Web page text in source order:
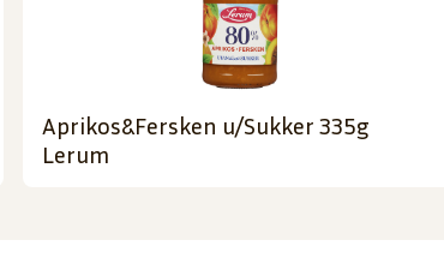
Aprikos&Fersken u/Sukker 335g
Lerum